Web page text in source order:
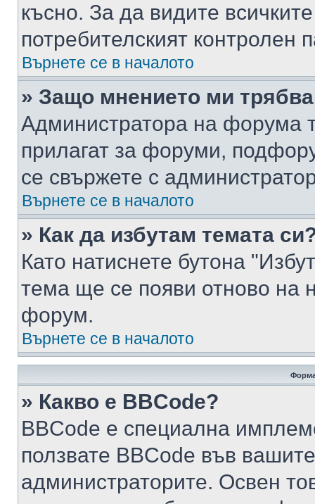
късно. За да видите
потребителският контролен
Върнете се в началото
» Защо мнението ми
Администратора на форума
прилагат за форуми,
се свържете с
Върнете се в началото
» Как да избутам темата
Като натиснете бутона
тема ще се появи отново на
форум.
Върнете се в началото
» Какво е BBCode?
BBCode е специална
ползвате BBCode във
администраторите. Освен